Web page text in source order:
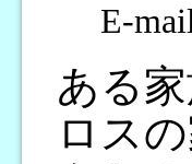
E-
ある
ロス